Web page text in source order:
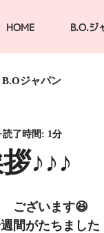
HOME B.O.ジ
B.Oジャパン
♪♪♪
読了時間: 1分
ございます😆
間がたちました